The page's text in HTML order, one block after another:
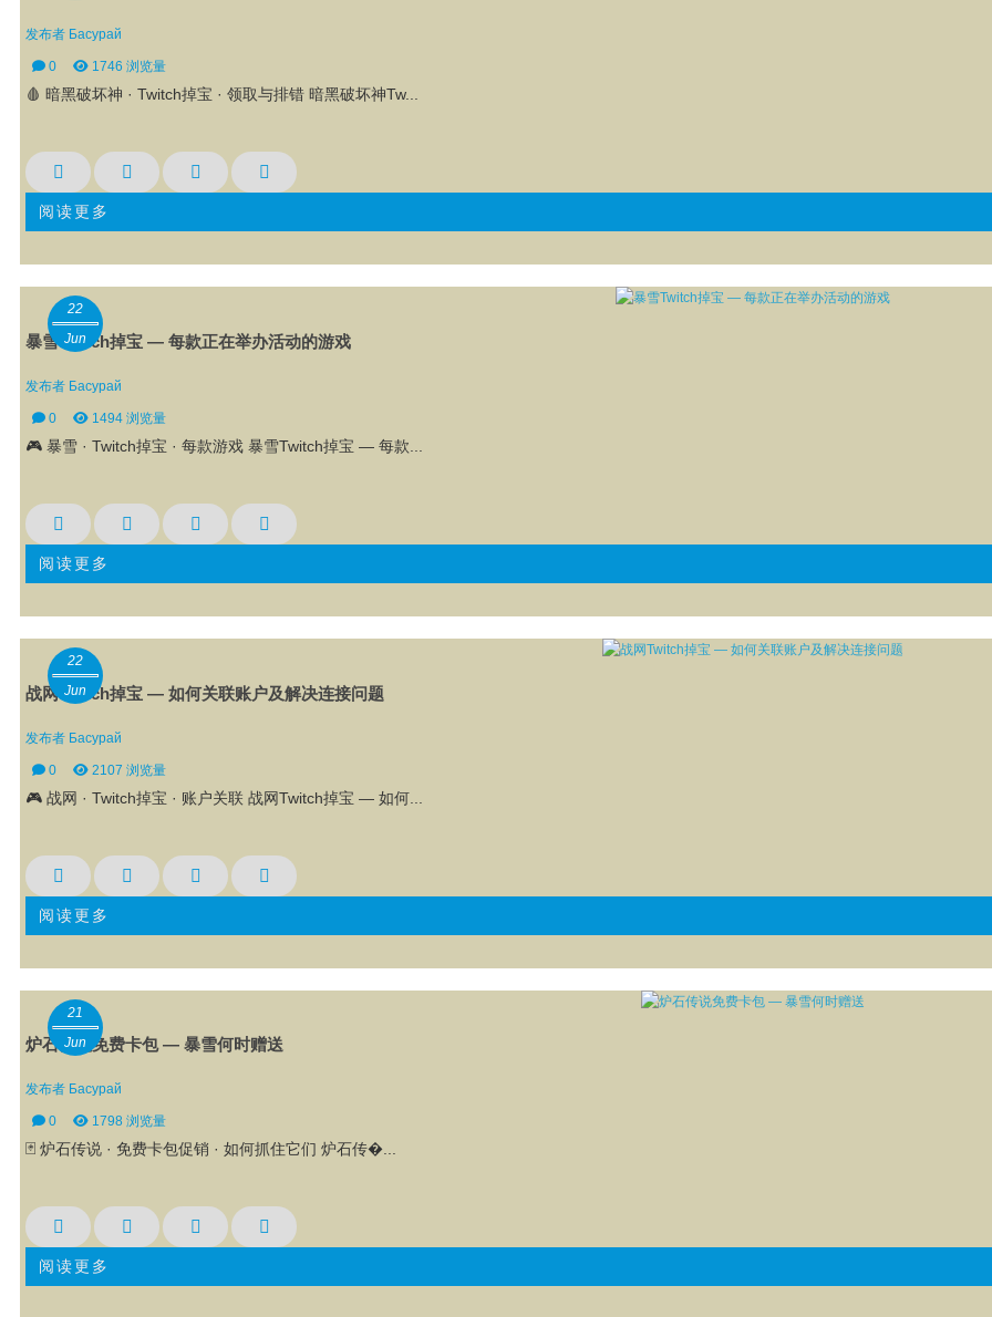
发布者 Басурай
0 1746 浏览量
🩸 暗黑破坏神 · Twitch掉宝 · 领取与排错 暗黑破坏神Tw...
阅读更多
22
Jun
暴雪Twitch掉宝 — 每款正在举办活动的游戏
发布者 Басурай
0 1494 浏览量
🎮 暴雪 · Twitch掉宝 · 每款游戏 暴雪Twitch掉宝 — 每款...
阅读更多
22
Jun
战网Twitch掉宝 — 如何关联账户及解决连接问题
发布者 Басурай
0 2107 浏览量
🎮 战网 · Twitch掉宝 · 账户关联 战网Twitch掉宝 — 如何...
阅读更多
21
Jun
炉石传说免费卡包 — 暴雪何时赠送
发布者 Басурай
0 1798 浏览量
🃏 炉石传说 · 免费卡包促销 · 如何抓住它们 炉石传�...
阅读更多